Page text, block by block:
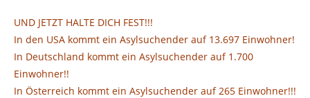
UND JETZT HALTE DICH FEST!!!
In den USA kommt ein Asylsuchender auf 13.697 Einwohner!
In Deutschland kommt ein Asylsuchender auf 1.700
Einwohner!!
In Österreich kommt ein Asylsuchender auf 265 Einwohner!!!